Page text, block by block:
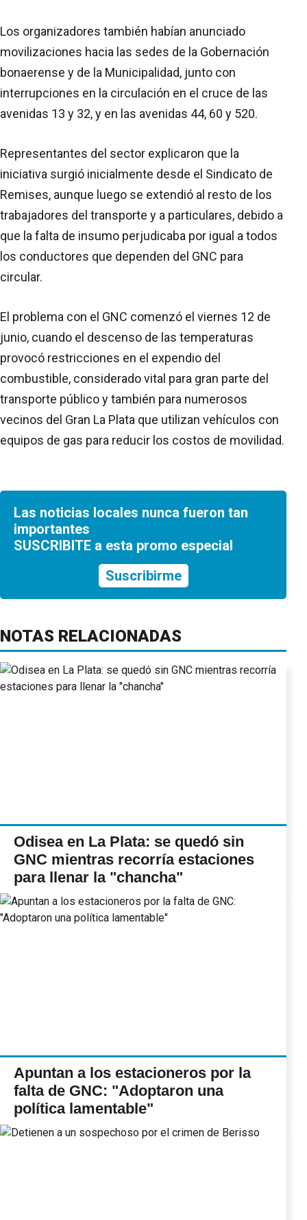
Los organizadores también habían anunciado
movilizaciones hacia las sedes de la Gobernación
bonaerense y de la Municipalidad, junto con
interrupciones en la circulación en el cruce de las
avenidas 13 y 32, y en las avenidas 44, 60 y 520.
Representantes del sector explicaron que la
iniciativa surgió inicialmente desde el Sindicato de
Remises, aunque luego se extendió al resto de los
trabajadores del transporte y a particulares, debido a
que la falta de insumo perjudicaba por igual a todos
los conductores que dependen del GNC para
circular.
El problema con el GNC comenzó el viernes 12 de
junio, cuando el descenso de las temperaturas
provocó restricciones en el expendio del
combustible, considerado vital para gran parte del
transporte público y también para numerosos
vecinos del Gran La Plata que utilizan vehículos con
equipos de gas para reducir los costos de movilidad.
Las noticias locales nunca fueron tan
importantes
SUSCRIBITE a esta promo especial
Suscribirme
NOTAS RELACIONADAS
Odisea en La Plata: se quedó sin
GNC mientras recorría estaciones
para llenar la "chancha"
Apuntan a los estacioneros por la
falta de GNC: "Adoptaron una
política lamentable"